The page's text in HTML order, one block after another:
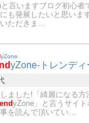
言いますブログ初心者
も発展したいと思いま
ただきま…
yZone
yZone-トレンディ
ました!「綺麗になる方
yZone」と言うサイ
を読んで頂いてい…